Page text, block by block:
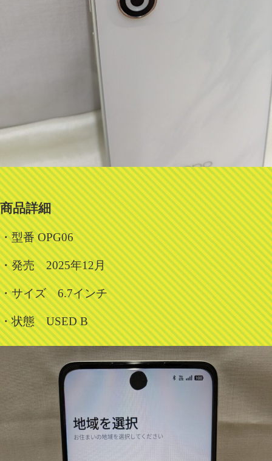
商品詳細
・型番 OPG06
・発売 2025年12月
・サイズ 6.7インチ
・状態 USED B